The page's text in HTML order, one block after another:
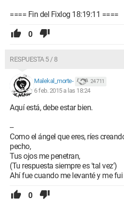
==== Fin del Fixlog 18:19:11 ====
0
RESPUESTA 5 / 8
Malekal_morte- 24 711
6 feb. 2015 a las 18:24
Aquí está, debe estar bien.
--
Como el ángel que eres, ríes
pecho,
Tus ojos me penetran,
(Tu respuesta siempre es 'tal vez')
Ahí fue cuando me levanté y me fui
0